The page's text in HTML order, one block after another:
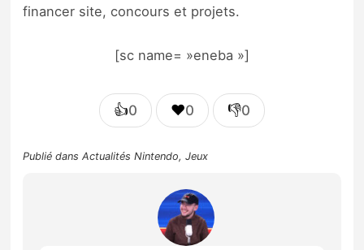
financer site, concours et projets.
[sc name= »eneba »]
👍0 ❤️0 👎0
Publié dansActualités Nintendo,Jeux